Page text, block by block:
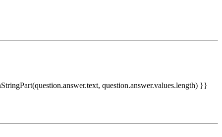
question.answer.values.length) }}